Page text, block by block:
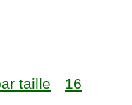
taille 16